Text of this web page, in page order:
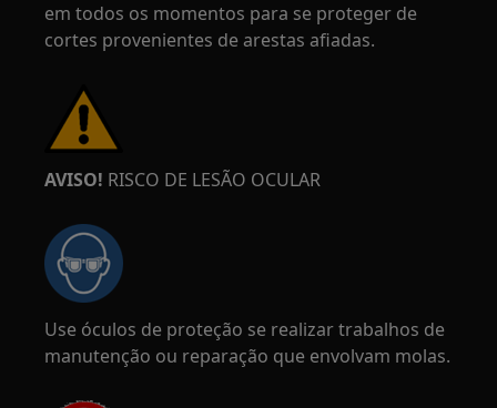
em todos os momentos para se proteger de
cortes provenientes de arestas afiadas.
AVISO! RISCO DE LESÃO OCULAR
Use óculos de proteção se realizar trabalhos de
manutenção ou reparação que envolvam molas.